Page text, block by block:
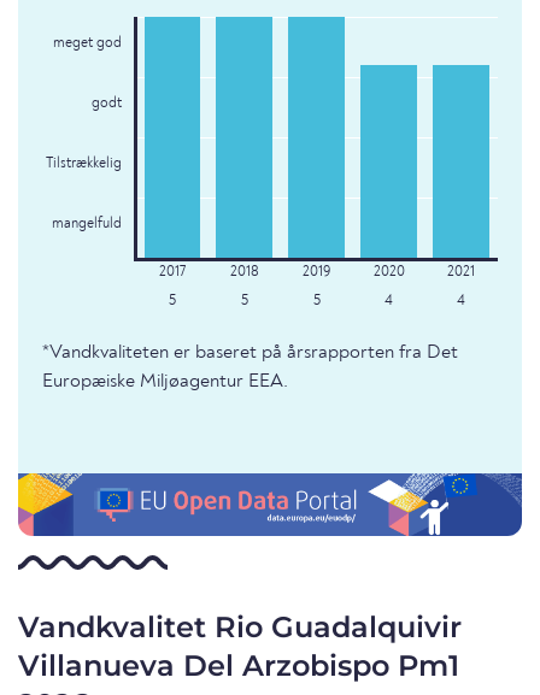
meget god
godt
Tilstrækkelig
mangelfuld
5 5 5 4 4
*Vandkvaliteten er baseret på årsrapporten fra Det
Europæiske Miljøagentur EEA.
Vandkvalitet Rio Guadalquivir
Villanueva Del Arzobispo Pm1